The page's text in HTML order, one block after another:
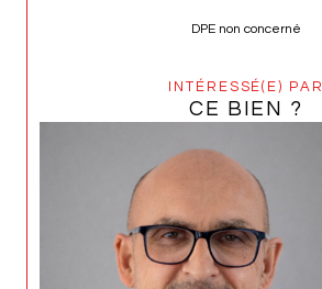
DPE non concerné
INTÉRESSÉ(E) PAR
CE BIEN ?